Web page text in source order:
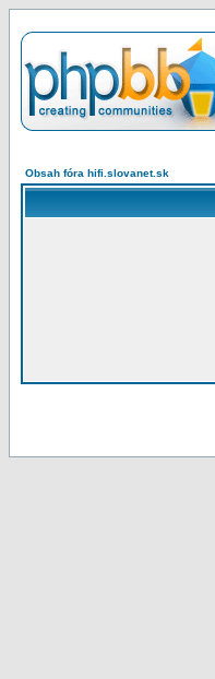
Obsah fóra hifi.slovanet.sk